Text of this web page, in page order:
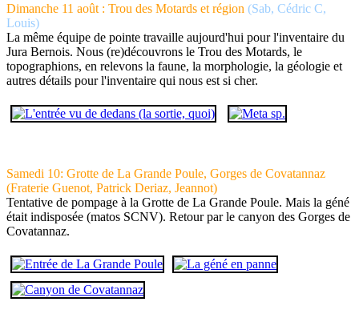
Dimanche 11 août : Trou des Motards et région (Sab, Cédric C,
Louis)
La même équipe de pointe travaille aujourd'hui pour l'inventaire du
Jura Bernois. Nous (re)découvrons le Trou des Motards, le
topographions, en relevons la faune, la morphologie, la géologie et
autres détails pour l'inventaire qui nous est si cher.
Samedi 10: Grotte de La Grande Poule, Gorges de Covatannaz
(Fraterie Guenot, Patrick Deriaz, Jeannot)
Tentative de pompage à la Grotte de La Grande Poule. Mais la géné
était indisposée (matos SCNV). Retour par le canyon des Gorges de
Covatannaz.